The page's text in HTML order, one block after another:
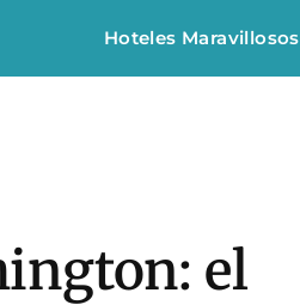
Hoteles Maravillosos
el